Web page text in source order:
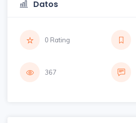
Datos
0 Rating
367